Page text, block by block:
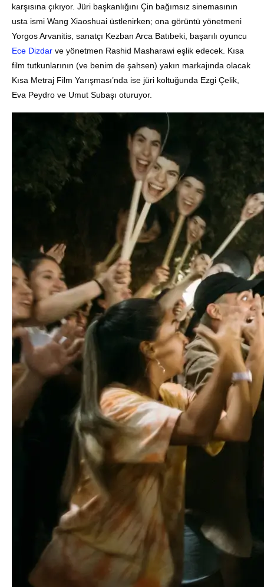
karşısına çıkıyor. Jüri başkanlığını Çin bağımsız sinemasının
usta ismi Wang Xiaoshuai üstlenirken; ona görüntü yönetmeni
Yorgos Arvanitis, sanatçı Kezban Arca Batıbeki, başarılı oyuncu
Ece Dizdar ve yönetmen Rashid Masharawi eşlik edecek. Kısa
film tutkunlarının (ve benim de şahsen) yakın markajında olacak
Kısa Metraj Film Yarışması’nda ise jüri koltuğunda Ezgi Çelik,
Eva Peydro ve Umut Subaşı oturuyor.